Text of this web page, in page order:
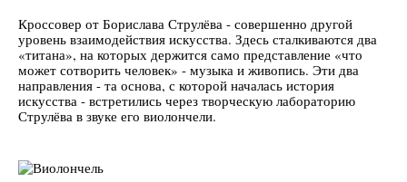
Кроссовер от Борислава Струлёва - совершенно другой
уровень взаимодействия искусства. Здесь сталкиваются два
«титана», на которых держится само представление «что
может сотворить человек» - музыка и живопись. Эти два
направления - та основа, с которой началась история
искусства - встретились через творческую лабораторию
Струлёва в звуке его виолончели.